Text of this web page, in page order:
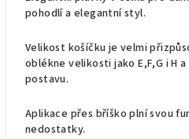
pohodlí a elegantní styl.
Velikost košíčku je velmi
oblékne velikosti jako E,F,G i H
postavu.
Aplikace přes bříško plní svou
nedostatky.